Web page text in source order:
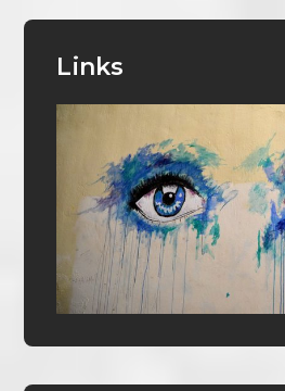
Links